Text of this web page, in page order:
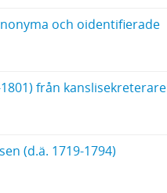
och oidentifierade
(d.ä. 1719-1794)